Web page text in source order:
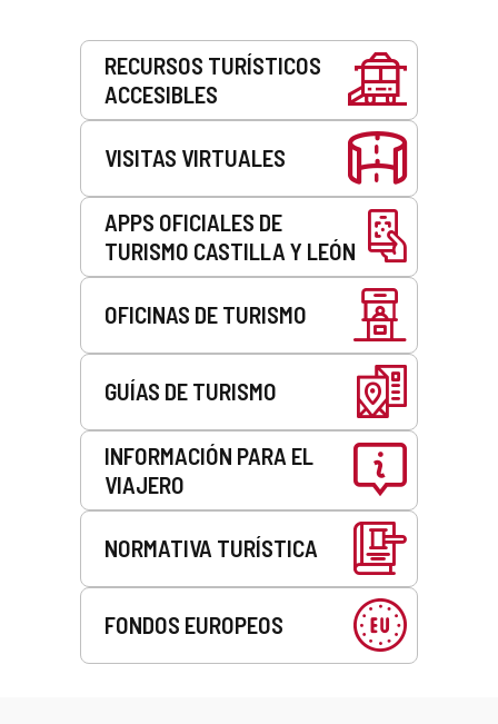
RECURSOS TURÍSTICOS
ACCESIBLES
VISITAS VIRTUALES
APPS OFICIALES DE
TURISMO CASTILLA Y LEÓN
OFICINAS DE TURISMO
GUÍAS DE TURISMO
INFORMACIÓN PARA EL
VIAJERO
NORMATIVA TURÍSTICA
FONDOS EUROPEOS